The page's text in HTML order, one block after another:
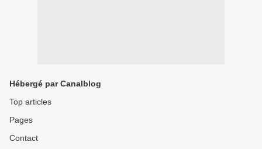
Hébergé par Canalblog
Top articles
Pages
Contact